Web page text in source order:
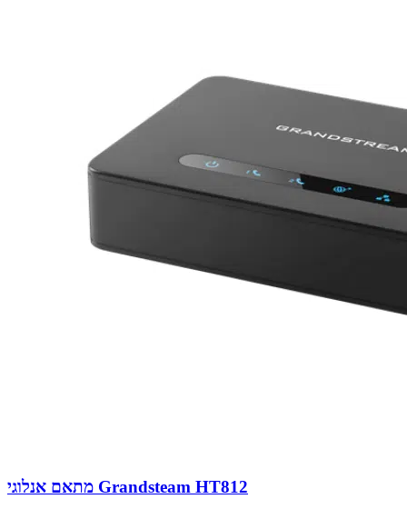
מתאם אנלוגי Grandsteam HT812